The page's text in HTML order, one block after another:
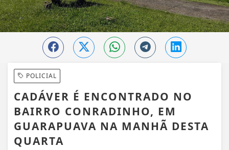
POLICIAL
CADÁVER É ENCONTRADO NO
BAIRRO CONRADINHO, EM
GUARAPUAVA NA MANHÃ DESTA
QUARTA